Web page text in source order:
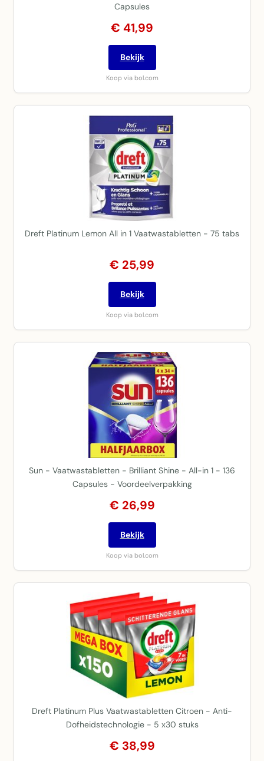
Capsules
€ 41,99
Bekijk
Koop via bol.com
Dreft Platinum Lemon All in 1 Vaatwastabletten - 75 tabs
€ 25,99
Bekijk
Koop via bol.com
Sun - Vaatwastabletten - Brilliant Shine - All-in 1 - 136
Capsules - Voordeelverpakking
€ 26,99
Bekijk
Koop via bol.com
Dreft Platinum Plus Vaatwastabletten Citroen - Anti-
Dofheidstechnologie - 5 x30 stuks
€ 38,99